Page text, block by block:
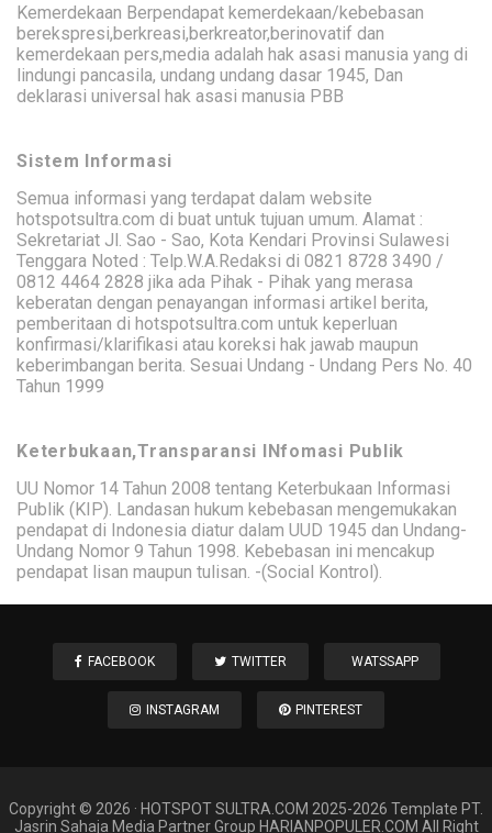
Kemerdekaan Berpendapat kemerdekaan/kebebasan
berekspresi,berkreasi,berkreator,berinovatif dan
kemerdekaan pers,media adalah hak asasi manusia yang di
lindungi pancasila, undang undang dasar 1945, Dan
deklarasi universal hak asasi manusia PBB
Sistem Informasi
Semua informasi yang terdapat dalam website
hotspotsultra.com di buat untuk tujuan umum. Alamat :
Sekretariat Jl. Sao - Sao, Kota Kendari Provinsi Sulawesi
Tenggara Noted : Telp.W.A.Redaksi di 0821 8728 3490 /
0812 4464 2828 jika ada Pihak - Pihak yang merasa
keberatan dengan penayangan informasi artikel berita,
pemberitaan di hotspotsultra.com untuk keperluan
konfirmasi/klarifikasi atau koreksi hak jawab maupun
keberimbangan berita. Sesuai Undang - Undang Pers No. 40
Tahun 1999
Keterbukaan,Transparansi INfomasi Publik
UU Nomor 14 Tahun 2008 tentang Keterbukaan Informasi
Publik (KIP). Landasan hukum kebebasan mengemukakan
pendapat di Indonesia diatur dalam UUD 1945 dan Undang-
Undang Nomor 9 Tahun 1998. Kebebasan ini mencakup
pendapat lisan maupun tulisan. -(Social Kontrol).
FACEBOOK TWITTER WATSSAPP
INSTAGRAM PINTEREST
Copyright © 2026 · HOTSPOT SULTRA .COM 2025-2026 Template PT.
Jasrin Sahaja Media Partner Group HARIANPOPULER.COM All Right